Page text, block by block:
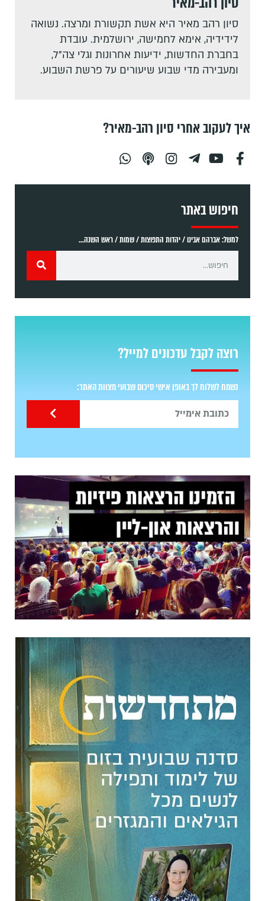
סיון רהב מאיר היא אשת תקשורת ומרצה. נשואה
לידידיה, אימא לחמישה, ירושלמית. עובדת
בחברת החדשות, ידיעות אחרונות וגלי צה"ל,
ומעבירה מדי שבוע שיעורים על פרשת השבוע.
איך לעקוב אחרי סיון רהב-מאיר?
חיפוש באתר
למשל: אברהם אבינו / יהדות התפוצות / שמות / ראש השנה...
רוצה לקבל עדכונים למייל?
נשמח לשלוח לך באופן אישי סיכום שבועי מצוות האתר: